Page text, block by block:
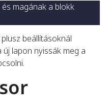
magának a blokk
beállításoknál
lapon nyissák meg a